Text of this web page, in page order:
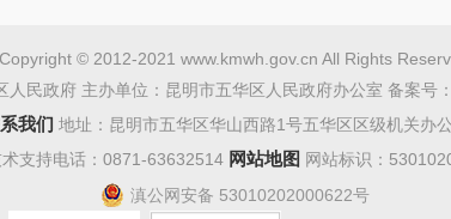
Copyright © 2012-2021 www.kmwh.gov.cn All Rights
人民政府 主办单位：昆明市五华区人民政府办公室 备案号：
我们 地址：昆明市五华区华山西路1号五华区区级机关办
支持电话：0871-63632514 网站地图 网站标识：
滇公网安备 53010202000622号